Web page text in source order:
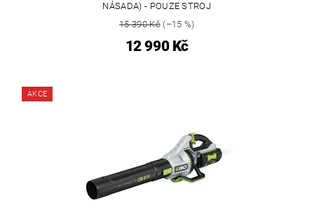
NÁSADA) - POUZE STROJ
15 390 Kč(–15 %)
12 990 Kč
AKCE